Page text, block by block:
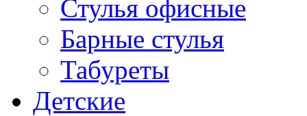
Стулья офисные
Барные стулья
Табуреты
Детские